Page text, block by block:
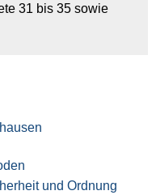
31 bis 35 sowie
und Ordnung